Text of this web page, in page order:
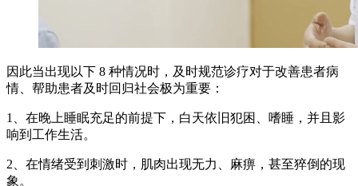
因此当出现以下 8 种情况时，及时规范诊疗对于改善患者病
情、帮助患者及时回归社会极为重要：
1、在晚上睡眠充足的前提下，白天依旧犯困、嗜睡，并且影
响到工作生活。
2、在情绪受到刺激时，肌肉出现无力、麻痹，甚至猝倒的现
象。